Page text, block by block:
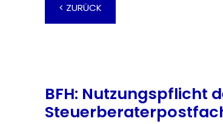
< ZURÜCK
BFH: Nutzungspflicht